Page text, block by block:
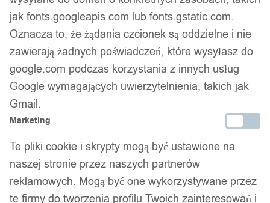
Dwunasto elementowy zestaw do wszelkiego rodzaju warzyw,
do robienia frytek, szatkowania, tarcia, przycinania, cięcia na
osiem, w ćwiartki, w drobną kostkę i wiele innych.
Wykonanie z tworzywa sztucznego i stali nierdzewnej -
wyjątkowo ostre ostrza. Teraz przyrządzisz świeżą sałatkę w
zaledwie kilka minut.
mieszczą się w sporym 1.5 litrowym pojemniku. Nie zajmuje
dużo miejsca.
W komplecie:
jak fonts.googleapis.com lub fonts.gstatic.com.
Oznacza to, że żądania czcionek są oddzielne i nie
zawierają żadnych poświadczeń, które wysyłasz do
google.com podczas korzystania z innych usług
Google wymagających uwierzytelnienia, takich jak
Gmail.
Marketing
Te pliki cookie i skrypty mogą być ustawione na
naszej stronie przez naszych partnerów
reklamowych. Mogą być one wykorzystywane przez
te firmy do tworzenia profilu Twoich zainteresowań i